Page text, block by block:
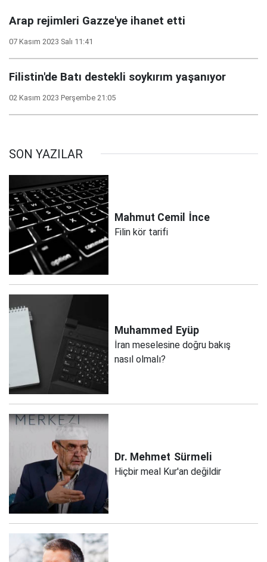
Arap rejimleri Gazze'ye ihanet etti
07 Kasım 2023 Salı 11:41
Filistin'de Batı destekli soykırım yaşanıyor
02 Kasım 2023 Perşembe 21:05
SON YAZILAR
Mahmut Cemil İnce
Filin kör tarifi
Muhammed Eyüp
İran meselesine doğru bakış
nasıl olmalı?
Dr. Mehmet Sürmeli
Hiçbir meal Kur'an değildir